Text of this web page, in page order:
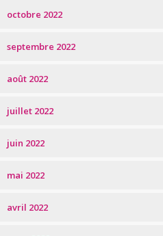
octobre 2022
septembre 2022
août 2022
juillet 2022
juin 2022
mai 2022
avril 2022